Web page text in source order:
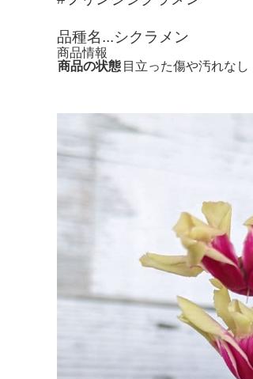
品種名...シクラメン
商品情報
商品の状態 目立った傷や汚れなし